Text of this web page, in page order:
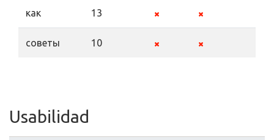
как 13
советы 10
Usabilidad